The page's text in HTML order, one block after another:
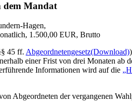
dem Mandat
Hagen,
1.500,00 EUR, Brutto
45 ff. Abgeordnetengesetz(Download)
einer Frist von drei Monaten
Informationen wird auf die
Abgeordneten der vergangenen